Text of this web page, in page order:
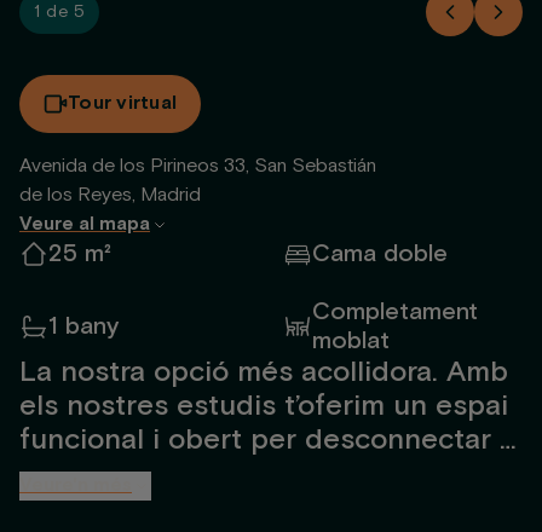
1 de 5
Tour virtual
Avenida de los Pirineos 33, San Sebastián
de los Reyes, Madrid
Veure al mapa
25 m² Cama doble
1 bany
Completament
moblat
La nostra opció més acollidora. Amb
els nostres estudis t’oferim un espai
funcional i obert per desconnectar i
sentir-te com a casa després d’un
dia frenètic. Amb capacitat per a fins